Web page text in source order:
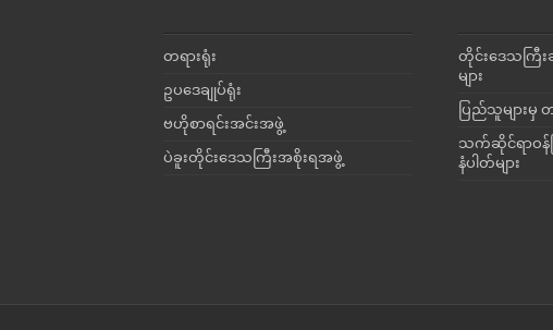
တရားရုံး
ဥပဒေချုပ်ရုံး
ဗဟိုစာရင်းအင်းအဖွဲ့
ပဲခူးတိုင်းဒေသကြီးအစိုးရအဖွဲ့
တိုင်းဒေသကြီ
များ
ပြည်သူများမှ
သက်ဆိုင်ရာဝန်က
နံပါတ်များ